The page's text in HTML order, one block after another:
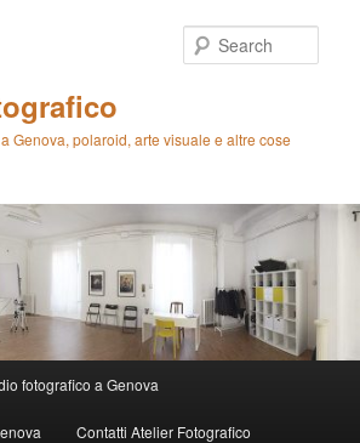
Genova, polaroid, arte visuale e altre cose
fotografico a Genova
Contatti Atelier Fotografico